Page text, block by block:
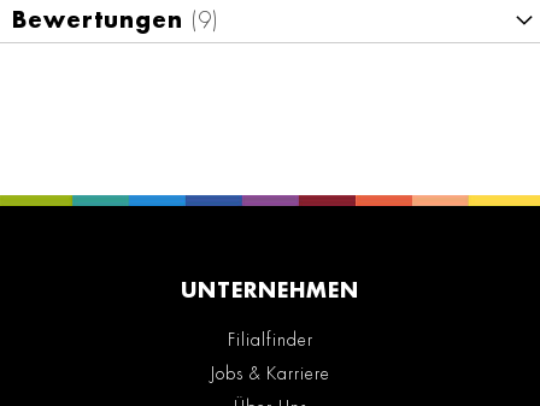
Bewertungen 9
UNTERNEHMEN
Filialfinder
Jobs & Karriere